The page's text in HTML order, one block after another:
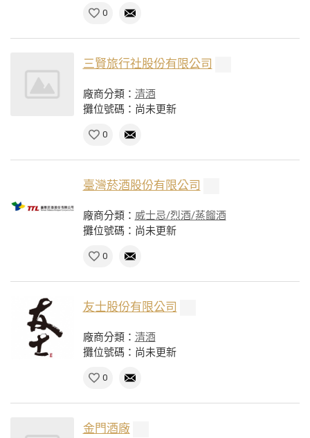
0
三賢旅行社股份有限公司
廠商分類： 清酒
攤位號碼：尚未更新
0
臺灣菸酒股份有限公司
廠商分類： 威士忌/烈酒/蒸餾酒
攤位號碼：尚未更新
0
友士股份有限公司
廠商分類： 清酒
攤位號碼：尚未更新
0
金門酒廠